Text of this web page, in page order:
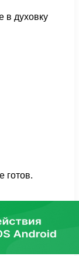
в духовку
готов.